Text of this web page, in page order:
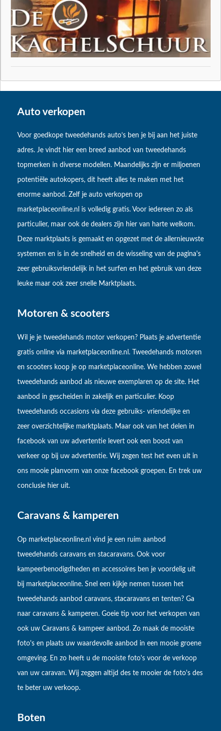
Auto verkopen
Voor goedkope tweedehands auto’s ben je bij aan het juiste
adres. Je vindt hier een breed aanbod van tweedehands
topmerken in diverse modellen. Maandelijks zijn er miljoenen
potentiële autokopers, dit heeft alles te maken met het
enorme aanbod. Zelf je auto verkopen op
marketplaceonline.nl is volledig gratis. Voor iedereen zo als
particulier, maar ook de dealers zijn hier van harte welkom.
Deze marktplaats is gemaakt en opgezet met de allernieuwste
systemen en is in de snelheid en de wisseling van de pagina's
zeer gebruiksvriendelijk in het surfen en het gebruik van deze
leuke maar ook zeer snelle Marktplaats.
Motoren & scooters
Wil je je tweedehands motor verkopen? Plaats je advertentie
gratis online via marketplaceonline.nl. Tweedehands motoren
en scooters koop je op marketplaceonline. We hebben zowel
tweedehands aanbod als nieuwe exemplaren op de site. Het
aanbod in gescheiden in zakelijk en particulier. Koop
tweedehands occasions via deze gebruiks- vriendelijke en
zeer overzichtelijke marktplaats. Maar ook van het delen in
facebook van uw advertentie levert ook een boost van
verkeer op bij uw advertentie. Wij zegen test het even uit in
ons mooie planvorm van onze facebook groepen. En trek uw
conclusie hier uit.
Caravans & kamperen
Op marketplaceonline.nl vind je een ruim aanbod
tweedehands caravans en stacaravans. Ook voor
kampeerbenodigdheden en accessoires ben je voordelig uit
bij marketplaceonline. Snel een kijkje nemen tussen het
tweedehands aanbod caravans, stacaravans en tenten? Ga
naar caravans & kamperen. Goeie tip voor het verkopen van
ook uw Caravans & kampeer aanbod. Zo maak de mooiste
foto's en plaats uw waardevolle aanbod in een mooie groene
omgeving. En zo heeft u de mooiste foto's voor de verkoop
van uw caravan. Wij zeggen altijd des te mooier de foto's des
te beter uw verkoop.
Boten